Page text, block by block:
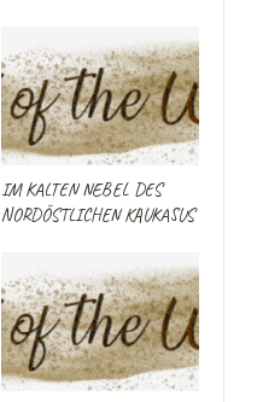
IM KALTEN NEBEL DES
NORDÖSTLICHEN KAUKASUS